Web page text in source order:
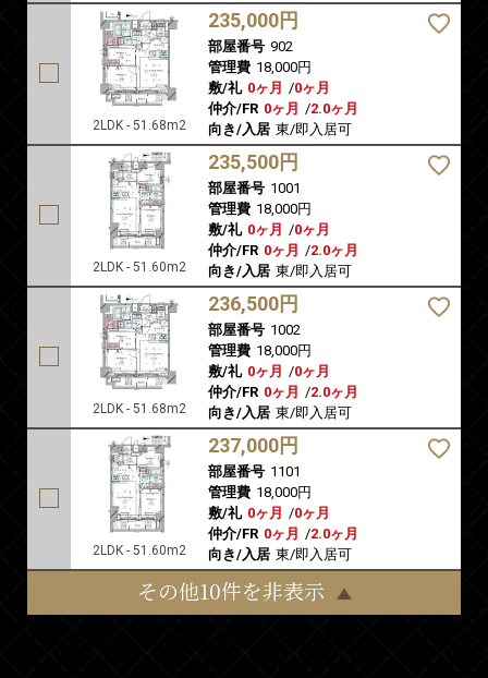
2LDK - 51.68m2
235,000円
部屋番号 902
管理費 18,000円
敷/礼 0ヶ月 /0ヶ月
仲介/FR 0ヶ月 /2.0ヶ月
向き/入居 東/即入居可
2LDK - 51.60m2
235,500円
部屋番号 1001
管理費 18,000円
敷/礼 0ヶ月 /0ヶ月
仲介/FR 0ヶ月 /2.0ヶ月
向き/入居 東/即入居可
2LDK - 51.68m2
236,500円
部屋番号 1002
管理費 18,000円
敷/礼 0ヶ月 /0ヶ月
仲介/FR 0ヶ月 /2.0ヶ月
向き/入居 東/即入居可
2LDK - 51.60m2
237,000円
部屋番号 1101
管理費 18,000円
敷/礼 0ヶ月 /0ヶ月
仲介/FR 0ヶ月 /2.0ヶ月
向き/入居 東/即入居可
その他10件を非表示